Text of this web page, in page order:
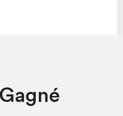
Programmation dans la ville
Programmation en ligne